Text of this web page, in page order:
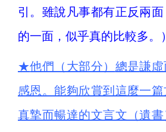
引。雖說凡事都有正反兩
的一面，似乎真的比較多。）
★他們（大部分） 總是謙
感恩。能夠欣賞到這麼一
真摯而暢達的文言文（遺